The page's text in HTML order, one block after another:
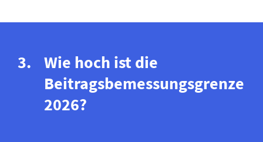
Wie hoch ist die
Beitragsbemessungsgrenze
2026?